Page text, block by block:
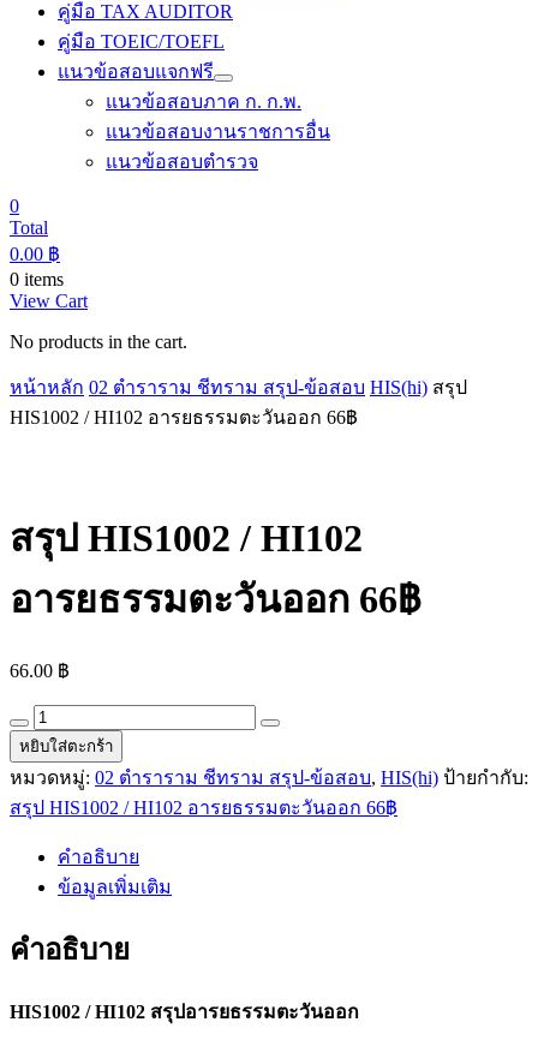
คู่มือ TAX AUDITOR
คู่มือ TOEIC/TOEFL
แนวข้อสอบแจกฟรี
แนวข้อสอบภาค ก. ก.พ.
แนวข้อสอบงานราชการอื่น
แนวข้อสอบตำรวจ
0
Total
0.00 ฿
0 items
View Cart
No products in the cart.
หน้าหลัก 02 ตำราราม ชีทราม สรุป-ข้อสอบ HIS(hi) สรุป
HIS1002 / HI102 อารยธรรมตะวันออก 66฿
สรุป HIS1002 / HI102
อารยธรรมตะวันออก 66฿
66.00 ฿
สรุป
HIS1002
/
HI102
อารยธรรม
ตะวัน
ออก
หยิบใส่ตะกร้า
หมวดหมู่: 02 ตำราราม ชีทราม สรุป-ข้อสอบ, HIS(hi) ป้ายกำกับ:
สรุป HIS1002 / HI102 อารยธรรมตะวันออก 66฿
คำอธิบาย
ข้อมูลเพิ่มเติม
คำอธิบาย
HIS1002 / HI102 สรุปอารยธรรมตะวันออก